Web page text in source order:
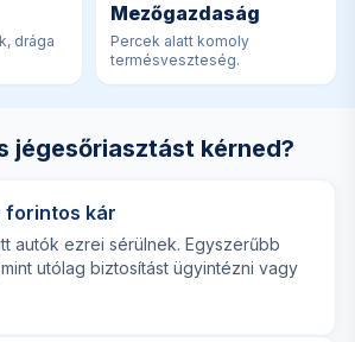
drága
Mezőgazdaság
Percek alatt komoly
termésveszteség.
jégesőriasztást kérned?
forintos kár
autók ezrei sérülnek. Egyszerűbb
utólag biztosítást ügyintézni vagy